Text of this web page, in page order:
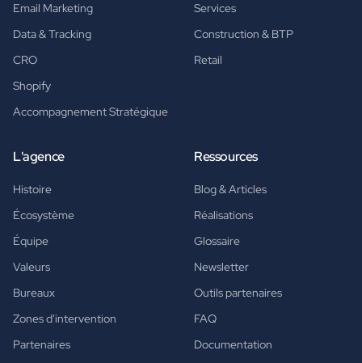
Email Marketing
Data & Tracking
CRO
Shopify
Accompagnement Stratégique
Services
Construction & BTP
Retail
L'agence
Histoire
Écosystème
Équipe
Valeurs
Bureaux
Zones d'intervention
Partenaires
Ressources
Blog & Articles
Réalisations
Glossaire
Newsletter
Outils partenaires
FAQ
Documentation